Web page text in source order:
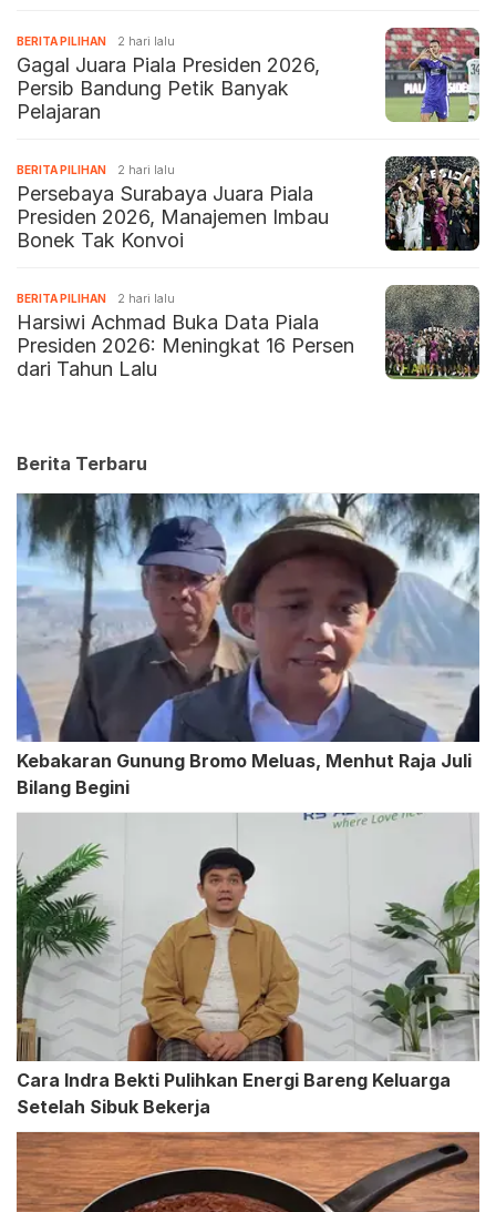
BERITA PILIHAN 2 hari lalu
Gagal Juara Piala Presiden 2026,
Persib Bandung Petik Banyak
Pelajaran
BERITA PILIHAN 2 hari lalu
Persebaya Surabaya Juara Piala
Presiden 2026, Manajemen Imbau
Bonek Tak Konvoi
BERITA PILIHAN 2 hari lalu
Harsiwi Achmad Buka Data Piala
Presiden 2026: Meningkat 16 Persen
dari Tahun Lalu
Berita Terbaru
Kebakaran Gunung Bromo Meluas, Menhut Raja Juli
Bilang Begini
Cara Indra Bekti Pulihkan Energi Bareng Keluarga
Setelah Sibuk Bekerja